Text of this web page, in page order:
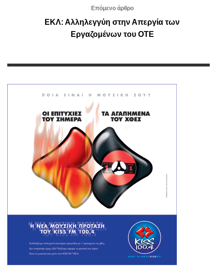
Επόμενο άρθρο
ΕΚΛ: Αλληλεγγύη στην Απεργία των
Εργαζομένων του ΟΤΕ